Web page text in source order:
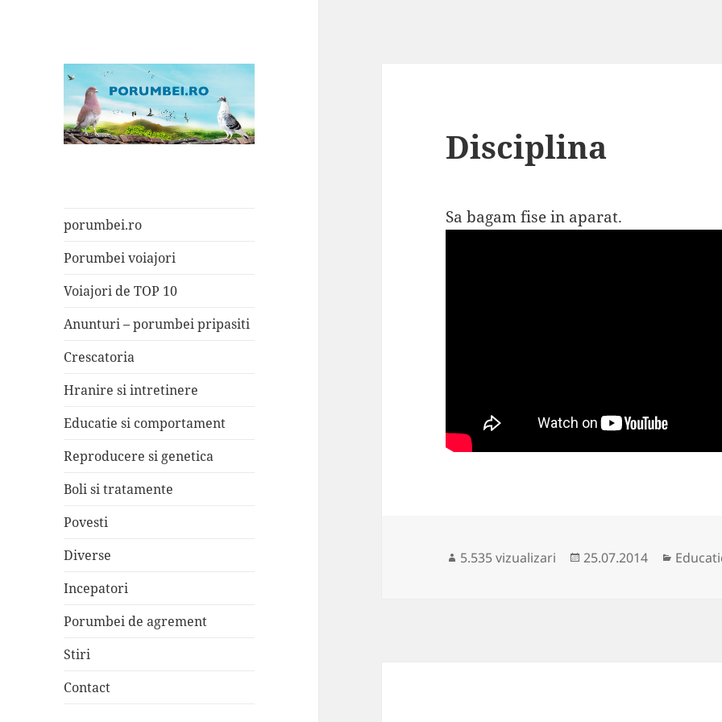
porumbei.ro
Porumbei voiajori
Voiajori de TOP 10
Anunturi – porumbei pripasiti
Crescatoria
Hranire si intretinere
Educatie si comportament
Reproducere si genetica
Boli si tratamente
Povesti
Diverse
Incepatori
Porumbei de agrement
Stiri
Contact
Disciplina
Sa bagam fise in aparat.
5.535 vizualizari
Publicat
25.07.2014